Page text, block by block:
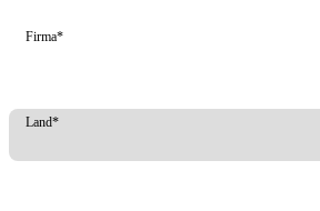
Firma*
Land*